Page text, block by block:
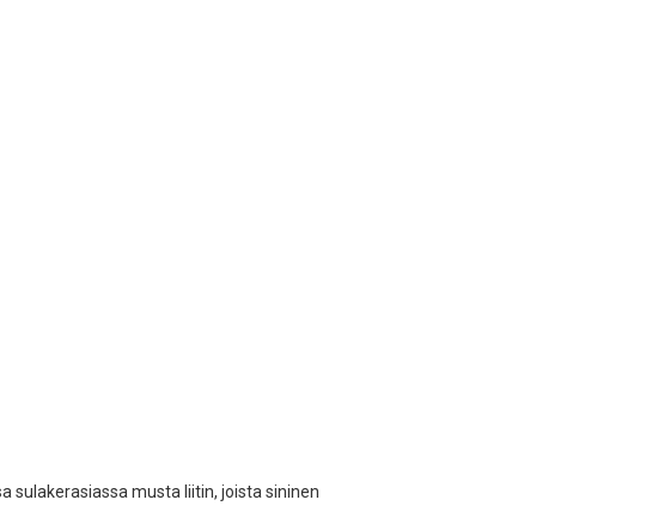
sulakerasiassa musta liitin, joista sininen